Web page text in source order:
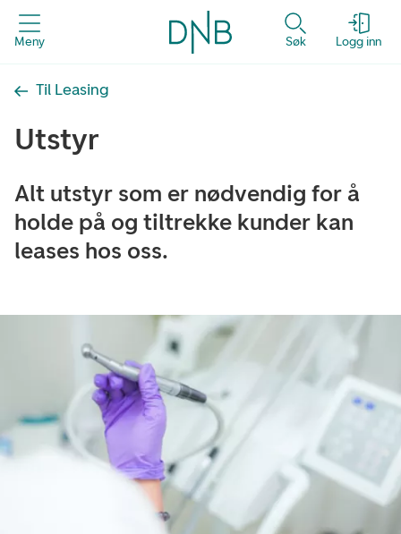
Meny Søk Logg inn
Til Leasing
Utstyr
Alt utstyr som er nødvendig for å
holde på og tiltrekke kunder kan
leases hos oss.